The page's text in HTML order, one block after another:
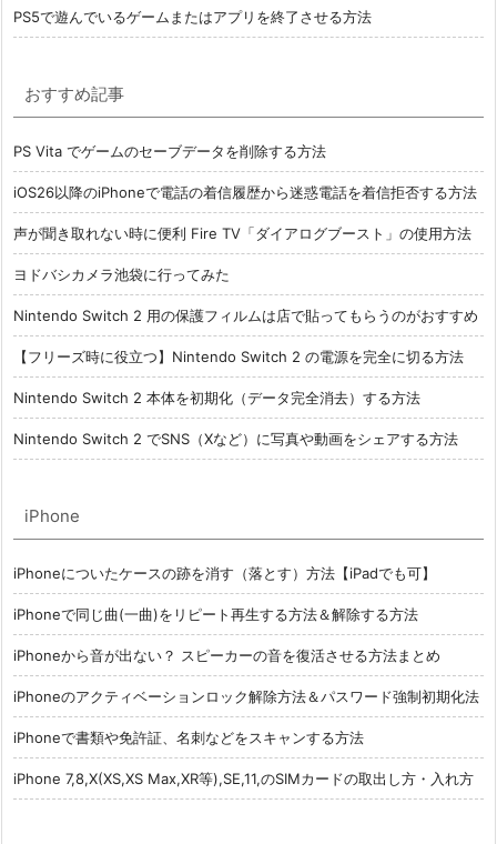
PS5で遊んでいるゲームまたはアプリを終了させる方法
おすすめ記事
PS Vita でゲームのセーブデータを削除する方法
iOS26以降のiPhoneで電話の着信履歴から迷惑電話を着信拒否する方法
声が聞き取れない時に便利 Fire TV「ダイアログブースト」の使用方法
ヨドバシカメラ池袋に行ってみた
Nintendo Switch 2 用の保護フィルムは店で貼ってもらうのがおすすめ
【フリーズ時に役立つ】Nintendo Switch 2 の電源を完全に切る方法
Nintendo Switch 2 本体を初期化（データ完全消去）する方法
Nintendo Switch 2 でSNS（Xなど）に写真や動画をシェアする方法
iPhone
iPhoneについたケースの跡を消す（落とす）方法【iPadでも可】
iPhoneで同じ曲(一曲)をリピート再生する方法＆解除する方法
iPhoneから音が出ない？ スピーカーの音を復活させる方法まとめ
iPhoneのアクティベーションロック解除方法＆パスワード強制初期化法
iPhoneで書類や免許証、名刺などをスキャンする方法
iPhone 7,8,X(XS,XS Max,XR等),SE,11,のSIMカードの取出し方・入れ方